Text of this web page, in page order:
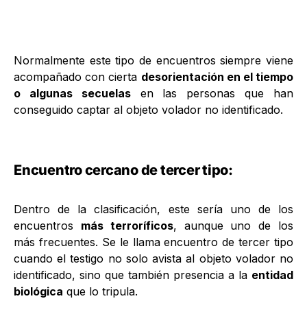
Normalmente este tipo de encuentros siempre viene
acompañado con cierta desorientación en el tiempo
o algunas secuelasen las personas que han
conseguido captar al objeto volador no identificado.
Encuentro cercano de tercer tipo:
Dentro de la clasificación, este sería uno de los
encuentros más terroríficos, aunque uno de los
más frecuentes. Se le llama encuentro de tercer tipo
cuando el testigo no solo avista al objeto volador no
identificado, sino que también presencia a la entidad
biológica que lo tripula.